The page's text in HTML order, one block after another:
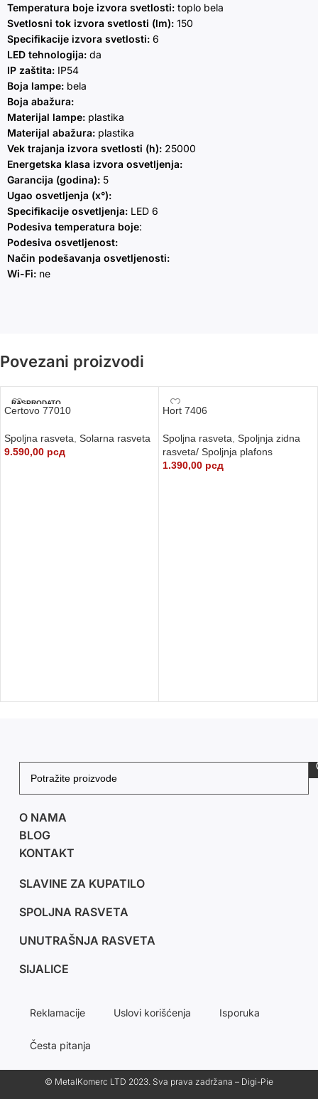
Temperatura boje izvora svetlosti: toplo bela
Svetlosni tok izvora svetlosti (lm): 150
Specifikacije izvora svetlosti: 6
LED tehnologija: da
IP zaštita: IP54
Boja lampe: bela
Boja abažura:
Materijal lampe: plastika
Materijal abažura: plastika
Vek trajanja izvora svetlosti (h): 25000
Energetska klasa izvora osvetljenja:
Garancija (godina): 5
Ugao osvetljenja (x°):
Specifikacije osvetljenja: LED 6
Podesiva temperatura boje:
Podesiva osvetljenost:
Način podešavanja osvetljenosti:
Wi-Fi: ne
Povezani proizvodi
RASPRODATO
Certovo 77010
Spoljna rasveta Solarna rasveta
9.590,00 рсд
Hort 7406
Spoljna rasveta Spoljnja zidna
rasveta/ Spoljnja plafons
1.390,00 рсд
O NAMA
BLOG
KONTAKT
SLAVINE ZA KUPATILO
SPOLJNA RASVETA
UNUTRAŠNJA RASVETA
SIJALICE
Reklamacije Uslovi korišćenja Isporuka
Česta pitanja
© MetalKomerc LTD 2023. Sva prava zadržana – Digi-Pie